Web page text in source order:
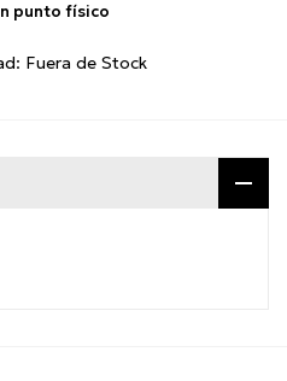
punto físico
Fuera de Stock